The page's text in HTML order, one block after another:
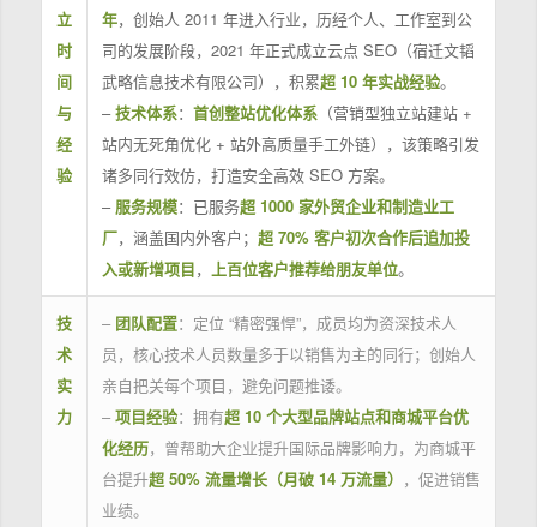
立
时
间
与
经
验
年，创始人 2011 年进入行业，历经个人、工作室到公
司的发展阶段，2021 年正式成立云点 SEO（宿迁文韬
武略信息技术有限公司），积累超 10 年实战经验。
–技术体系： 首创整站优化体系（营销型独立站建站 +
站内无死角优化 + 站外高质量手工外链），该策略引发
诸多同行效仿，打造安全高效 SEO 方案。
– 服务规模：已服务超 1000 家外贸企业和制造业工
厂，涵盖国内外客户； 超 70% 客户初次合作后追加投
入或新增项目， 上百位客户推荐给朋友单位。
技
术
实
力
– 团队配置：定位 “精密强悍”，成员均为资深技术人
员，核心技术人员数量多于以销售为主的同行；创始人
亲自把关每个项目，避免问题推诿。
– 项目经验：拥有超 10 个大型品牌站点和商城平台优
化经历，曾帮助大企业提升国际品牌影响力，为商城平
台提升超 50% 流量增长（月破 14 万流量） ，促进销售
业绩。